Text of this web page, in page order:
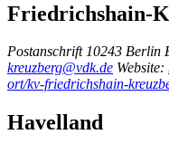
Friedrichshain-
Postanschrift 10243 Berlin
kreuzberg@vdk.de Website:
ort/kv-friedrichshain-
Havelland